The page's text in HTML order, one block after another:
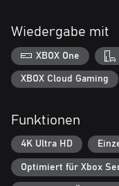
Wiedergabe mit
XBOX One
XBOX Cloud Gaming
Funktionen
4K Ultra HD
Optimiert für Xbox